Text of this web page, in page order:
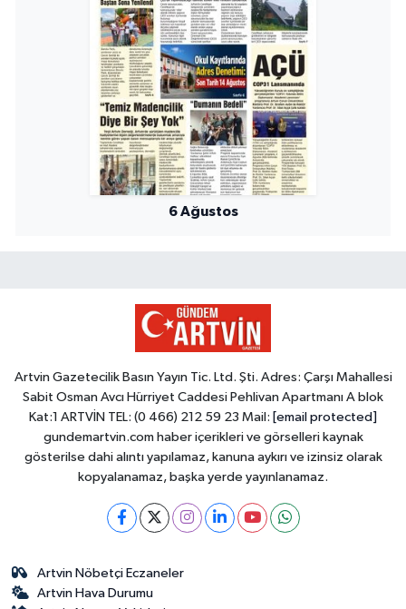
6 Ağustos
Artvin Gazetecilik Basın Yayın Tic. Ltd. Şti. Adres: Çarşı Mahallesi
Sabit Osman Avcı Hürriyet Caddesi Pehlivan Apartmanı A blok
Kat:1 ARTVİN TEL: (0 466) 212 59 23 Mail: [email protected]
gundemartvin.com haber içerikleri ve görselleri kaynak
gösterilse dahi alıntı yapılamaz, kanuna aykırı ve izinsiz olarak
kopyalanamaz, başka yerde yayınlanamaz.
Artvin Nöbetçi Eczaneler
Artvin Hava Durumu